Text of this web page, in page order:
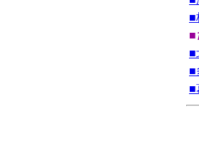
■
■
■
■
■